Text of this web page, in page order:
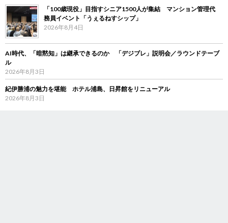
「100歳現役」目指すシニア1500人が集結 マンション管理代
務員イベント「うぇるねすシップ」
2026年8月4日
AI時代、「暗黙知」は継承できるのか 「デジブレ」説明会／ラウンドテーブ
ル
2026年8月3日
紀伊勝浦の魅力を堪能 ホテル浦島、日昇館をリニューアル
2026年8月3日